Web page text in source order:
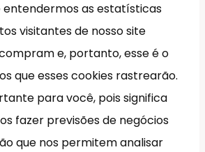
as estatísticas
visitantes de nosso site
e, portanto, esse é o
que esses cookies rastrearão.
para você, pois significa
fazer previsões de negócios
que nos permitem analisar